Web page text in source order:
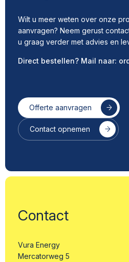
Wilt u meer weten over onze
aanvragen? Neem gerust
u graag verder met advies en
Direct bestellen? Mail naar:
Offerte aanvragen
Contact opnemen
Contact
Vura Energy
Mercatorweg 5